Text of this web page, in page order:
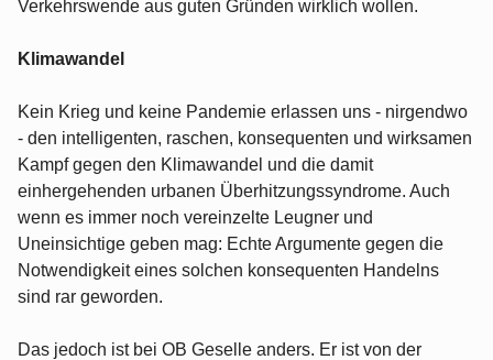
Verkehrswende aus guten Gründen wirklich wollen.
Klimawandel
Kein Krieg und keine Pandemie erlassen uns - nirgendwo
- den intelligenten, raschen, konsequenten und wirksamen
Kampf gegen den Klimawandel und die damit
einhergehenden urbanen Überhitzungssyndrome. Auch
wenn es immer noch vereinzelte Leugner und
Uneinsichtige geben mag: Echte Argumente gegen die
Notwendigkeit eines solchen konsequenten Handelns
sind rar geworden.
Das jedoch ist bei OB Geselle anders. Er ist von der